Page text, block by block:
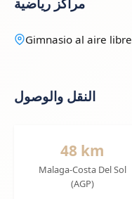
Gimnasio al aire libre
النقل والوصول
48 km
Malaga-Costa Del Sol
(AGP)